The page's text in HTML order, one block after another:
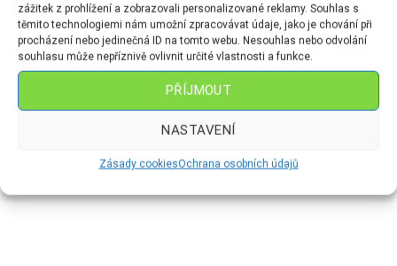
zážitek z prohlížení a zobrazovali personalizované reklamy. Souhlas s
těmito technologiemi nám umožní zpracovávat údaje, jako je chování při
procházení nebo jedinečná ID na tomto webu. Nesouhlas nebo odvolání
souhlasu může nepříznivě ovlivnit určité vlastnosti a funkce.
PŘÍJMOUT
NASTAVENÍ
Zásady cookiesOchrana osobních údajů
FIGURKY
Kč